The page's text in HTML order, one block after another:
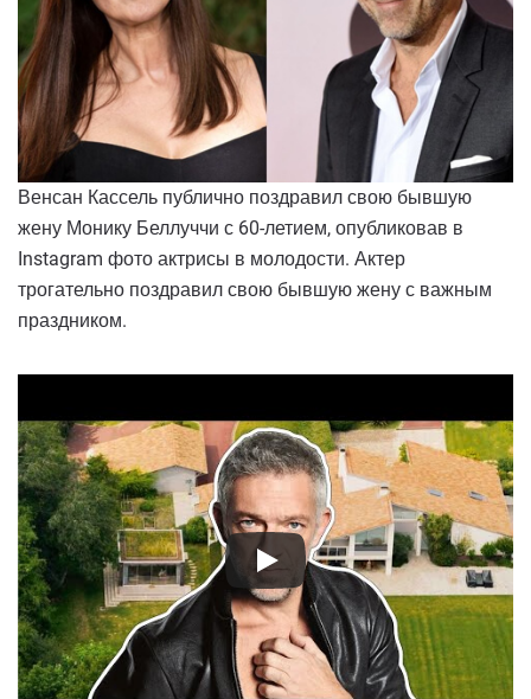
Венсан Кассель публично поздравил свою бывшую
жену Монику Беллуччи с 60-летием, опубликовав в
Instagram фото актрисы в молодости. Актер
трогательно поздравил свою бывшую жену с важным
праздником.